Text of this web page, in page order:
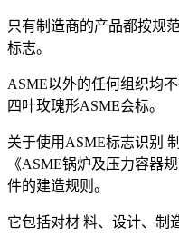
只有制造商的产品都按规
标志。
ASME以外的任何组织均
四叶玫瑰形ASME会标。
关于使用ASME标志识别
《ASME锅炉及压力容器
件的建造规则。
它包括对材 料、设计、制